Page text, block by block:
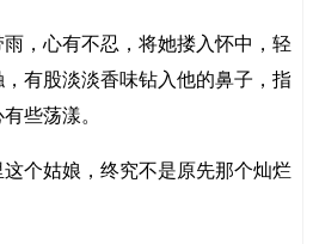
心有不忍，将她搂入怀中，轻
有股淡淡香味钻入他的鼻子，指
些荡漾。
姑娘，终究不是原先那个灿烂